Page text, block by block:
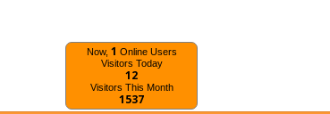
Now, 1 Online Users
Visitors Today
12
Visitors This Month
1537